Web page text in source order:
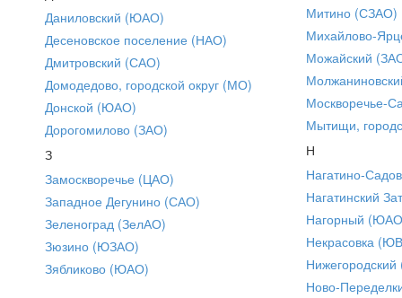
Даниловский (ЮАО)
Десеновское поселение (НАО)
Дмитровский (САО)
Домодедово, городской округ (МО)
Донской (ЮАО)
Дорогомилово (ЗАО)
З
Замоскворечье (ЦАО)
Западное Дегунино (САО)
Зеленоград (ЗелАО)
Зюзино (ЮЗАО)
Зябликово (ЮАО)
Митино (СЗАО)
Михайлово-
Можайский
Москворечье-
Мытищи,
Н
Нагатино-
Нагатинский
Нагорный
Некрасовка
Ново-